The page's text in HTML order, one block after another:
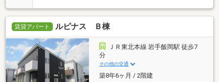
賃貸アパート ルピナス Ｂ棟
ＪＲ東北本線 岩手飯岡駅 徒歩7
分
その他の交通
築8年6ヶ月 / 2階建